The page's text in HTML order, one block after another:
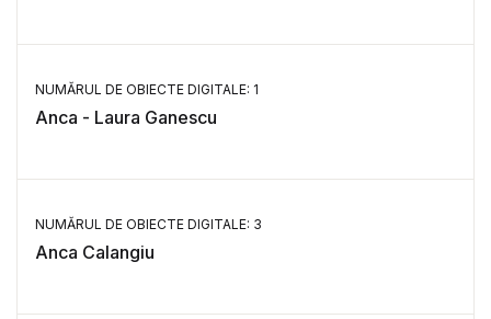
NUMĂRUL DE OBIECTE DIGITALE: 1
Anca - Laura Ganescu
NUMĂRUL DE OBIECTE DIGITALE: 3
Anca Calangiu